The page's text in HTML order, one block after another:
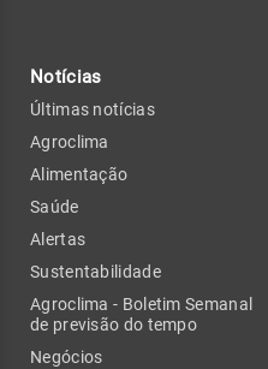
Notícias
Últimas notícias
Agroclima
Alimentação
Saúde
Alertas
Sustentabilidade
Agroclima - Boletim Semanal
de previsão do tempo
Negócios